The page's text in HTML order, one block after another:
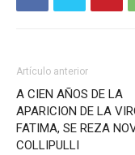
Artículo anterior
A CIEN AÑOS DE LA
APARICION DE LA
FATIMA, SE REZA
COLLIPULLI